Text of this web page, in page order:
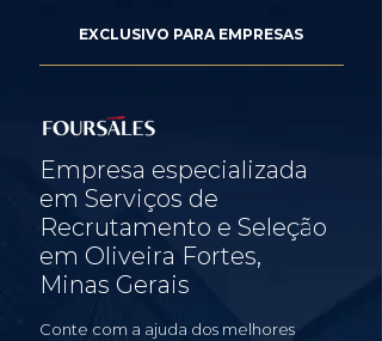
EXCLUSIVO PARA EMPRESAS
Empresa especializada
em Serviços de
Recrutamento e Seleção
em Oliveira Fortes,
Minas Gerais
Conte com a ajuda dos melhores